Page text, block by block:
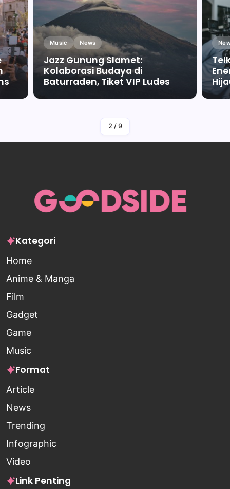
Music News
Jazz Gunung Slamet:
Kolaborasi Budaya di
Baturraden, Tiket VIP Ludes
By Falah Malaika Az Zahra
2 / 9
Kategori
Home
Anime & Manga
Film
Gadget
Game
Music
Format
Article
News
Trending
Infographic
Video
Link Penting